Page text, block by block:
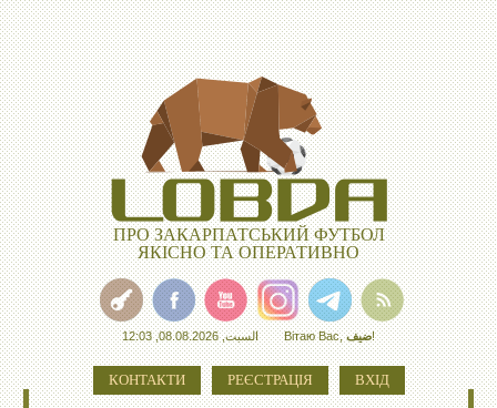
ПРО ЗАКАРПАТСЬКИЙ ФУТБОЛ
ЯКІСНО ТА ОПЕРАТИВНО
السبت, 08.08.2026, 12:03 Вітаю Вас,ضيف!
КОНТАКТИ РЕЄСТРАЦІЯ ВХІД